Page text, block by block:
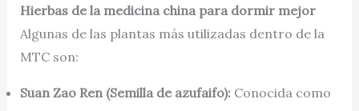
Hierbas de la medicina china para dormir mejor
Algunas de las plantas más utilizadas dentro de la
MTC son:
Suan Zao Ren (Semilla de azufaifo): Conocida como